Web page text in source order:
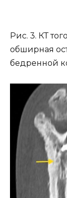
Рис. 3. КТ
обширная
бедренной